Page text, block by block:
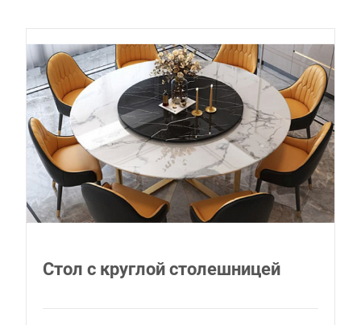
Стол с круглой столешницей